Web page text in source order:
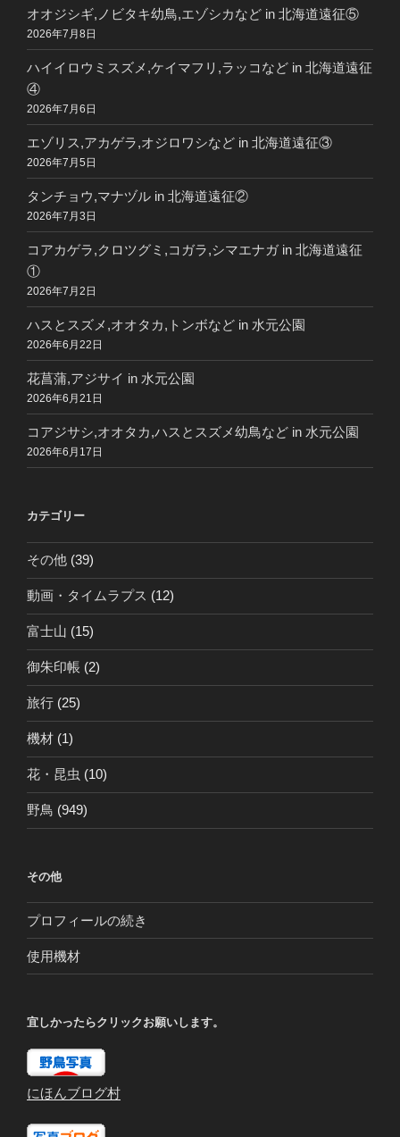
オオジシギ,ノビタキ幼鳥,エゾシカなど in 北海道遠征⑤
2026年7月8日
ハイイロウミスズメ,ケイマフリ,ラッコなど in 北海道遠征
④
2026年7月6日
エゾリス,アカゲラ,オジロワシなど in 北海道遠征③
2026年7月5日
タンチョウ,マナヅル in 北海道遠征②
2026年7月3日
コアカゲラ,クロツグミ,コガラ,シマエナガ in 北海道遠征
①
2026年7月2日
ハスとスズメ,オオタカ,トンボなど in 水元公園
2026年6月22日
花菖蒲,アジサイ in 水元公園
2026年6月21日
コアジサシ,オオタカ,ハスとスズメ幼鳥など in 水元公園
2026年6月17日
カテゴリー
その他 (39)
動画・タイムラプス (12)
富士山 (15)
御朱印帳 (2)
旅行 (25)
機材 (1)
花・昆虫 (10)
野鳥 (949)
その他
プロフィールの続き
使用機材
宜しかったらクリックお願いします。
にほんブログ村